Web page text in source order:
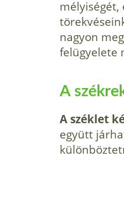
mélyiségét,
nagyon
felügyelete
A
A széklet
együtt